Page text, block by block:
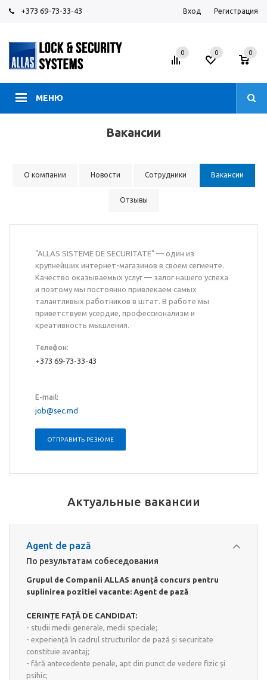
+373 69-73-33-43 Вход Регистрация
МЕНЮ
0 0 0
Вакансии
О компании Новости Сотрудники Вакансии
Отзывы
"ALLAS SISTEME DE SECURITATE" — один из
крупнейших интернет-магазинов в своем сегменте.
Качество оказываемых услуг — залог нашего успеха
и поэтому мы постоянно привлекаем самых
талантливых работников в штат. В работе мы
приветствуем усердие, профессионализм и
креативность мышления.
Телефон:
+373 69-73-33-43
E-mail:
job@sec.md
ОТПРАВИТЬ РЕЗЮМЕ
Актуальные вакансии
Agent de pază
По результатам собеседования
Grupul de Companii ALLAS anunță concurs pentru
suplinirea pozitiei vacante: Agent de pază
CERINȚE FAȚĂ DE CANDIDAT:
- studii medii generale, medii speciale;
- experiență în cadrul structurilor de pază și securitate
constituie avantaj;
- fără antecedente penale, apt din punct de vedere fizic și
psihic;